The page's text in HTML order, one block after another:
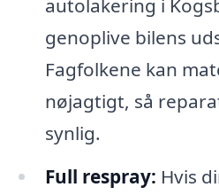
genoplive bilens
Fagfolkene kan
nøjagtigt, så
synlig.
Full respray: Hvis